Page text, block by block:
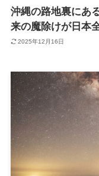
沖縄の路地裏にあ
来の魔除けが日本
2025年12月16日